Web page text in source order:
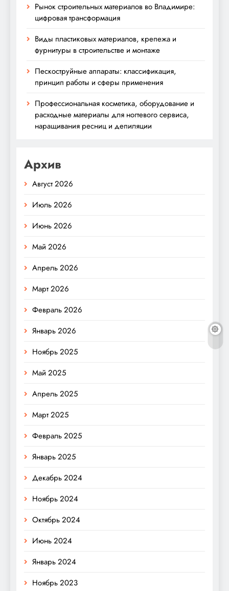
Рынок строительных материалов во Владимире:
цифровая трансформация
Виды пластиковых материалов, крепежа и
фурнитуры в строительстве и монтаже
Пескоструйные аппараты: классификация,
принцип работы и сферы применения
Профессиональная косметика, оборудование и
расходные материалы для ногтевого сервиса,
наращивания ресниц и депиляции
Архив
Август 2026
Июль 2026
Июнь 2026
Май 2026
Апрель 2026
Март 2026
Февраль 2026
Январь 2026
Ноябрь 2025
Май 2025
Апрель 2025
Март 2025
Февраль 2025
Январь 2025
Декабрь 2024
Ноябрь 2024
Октябрь 2024
Июнь 2024
Январь 2024
Ноябрь 2023